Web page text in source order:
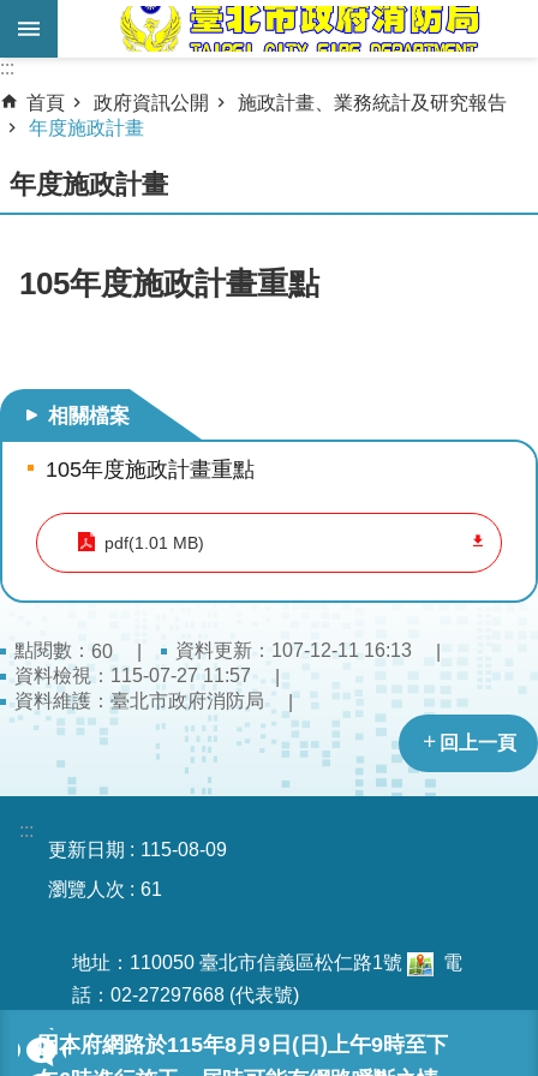
跳到主要內容區塊
因本府網路於115年8月9日(日)上午9時至下
進
階
尋
務
服
機
關
簡
介
宣
導
育
下
載
專
力
園
地
資
訊
公
:::
:::
首頁
政府資訊公開
施政計畫、業務統計及研究報告
年度施政計畫
年度施政計畫
105年度施政計畫重點
相關檔案
105年度施政計畫重點
pdf(1.01 MB)
點閱數： 60
資料更新：107-12-11 16:13
資料檢視：115-07-27 11:57
資料維護：臺北市政府消防局
回上一頁
:::
更新日期
115-08-09
瀏覽人次
61
地址：110050 臺北市信義區松仁路1號
電
話：02-27297668 (代表號)